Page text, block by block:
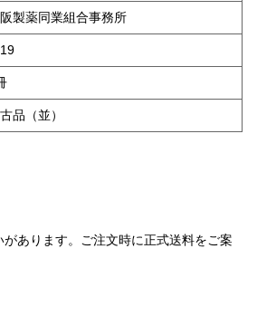
製薬同業組合事務所
品（並）
あります。ご注文時に正式送料をご案